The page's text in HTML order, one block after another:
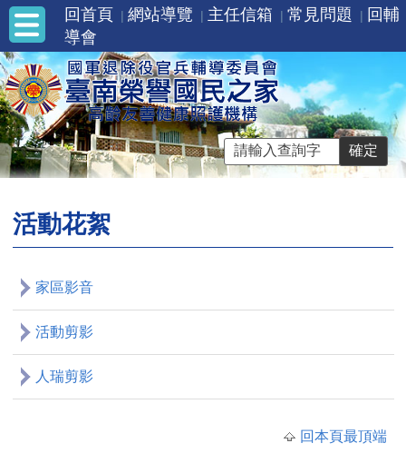
回首頁 網站導覽 主任信箱 常見問題
回輔
導會
活動花絮
家區影音
活動剪影
人瑞剪影
回本頁最頂端